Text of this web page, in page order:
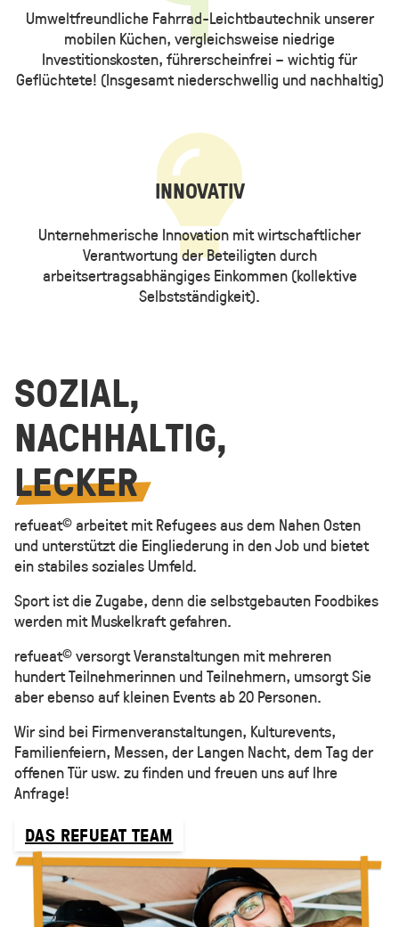
Umweltfreundliche Fahrrad-Leichtbautechnik unserer
mobilen Küchen, vergleichsweise niedrige
Investitionskosten, führerscheinfrei – wichtig für
Geflüchtete! (Insgesamt niederschwellig und nachhaltig)
INNOVATIV
Unternehmerische Innovation mit wirtschaftlicher
Verantwortung der Beteiligten durch
arbeitsertragsabhängiges Einkommen (kollektive
Selbstständigkeit).
SOZIAL,
NACHHALTIG,
LECKER
refueat© arbeitet mit Refugees aus dem Nahen Osten
und unterstützt die Eingliederung in den Job und bietet
ein stabiles soziales Umfeld.
Sport ist die Zugabe, denn die selbstgebauten Foodbikes
werden mit Muskelkraft gefahren.
refueat© versorgt Veranstaltungen mit mehreren
hundert Teilnehmerinnen und Teilnehmern, umsorgt Sie
aber ebenso auf kleinen Events ab 20 Personen.
Wir sind bei Firmenveranstaltungen, Kulturevents,
Familienfeiern, Messen, der Langen Nacht, dem Tag der
offenen Tür usw. zu finden und freuen uns auf Ihre
Anfrage!
DAS REFUEAT TEAM